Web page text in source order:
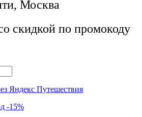
Москва
скидкой по промокоду
Яндекс Путешествия
-15%